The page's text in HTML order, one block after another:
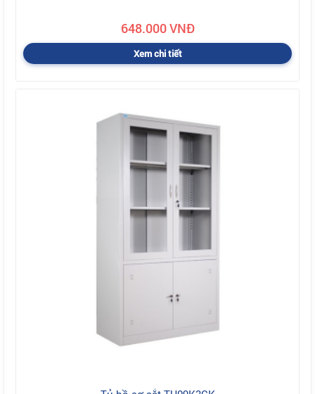
648.000 VNĐ
Xem chi tiết